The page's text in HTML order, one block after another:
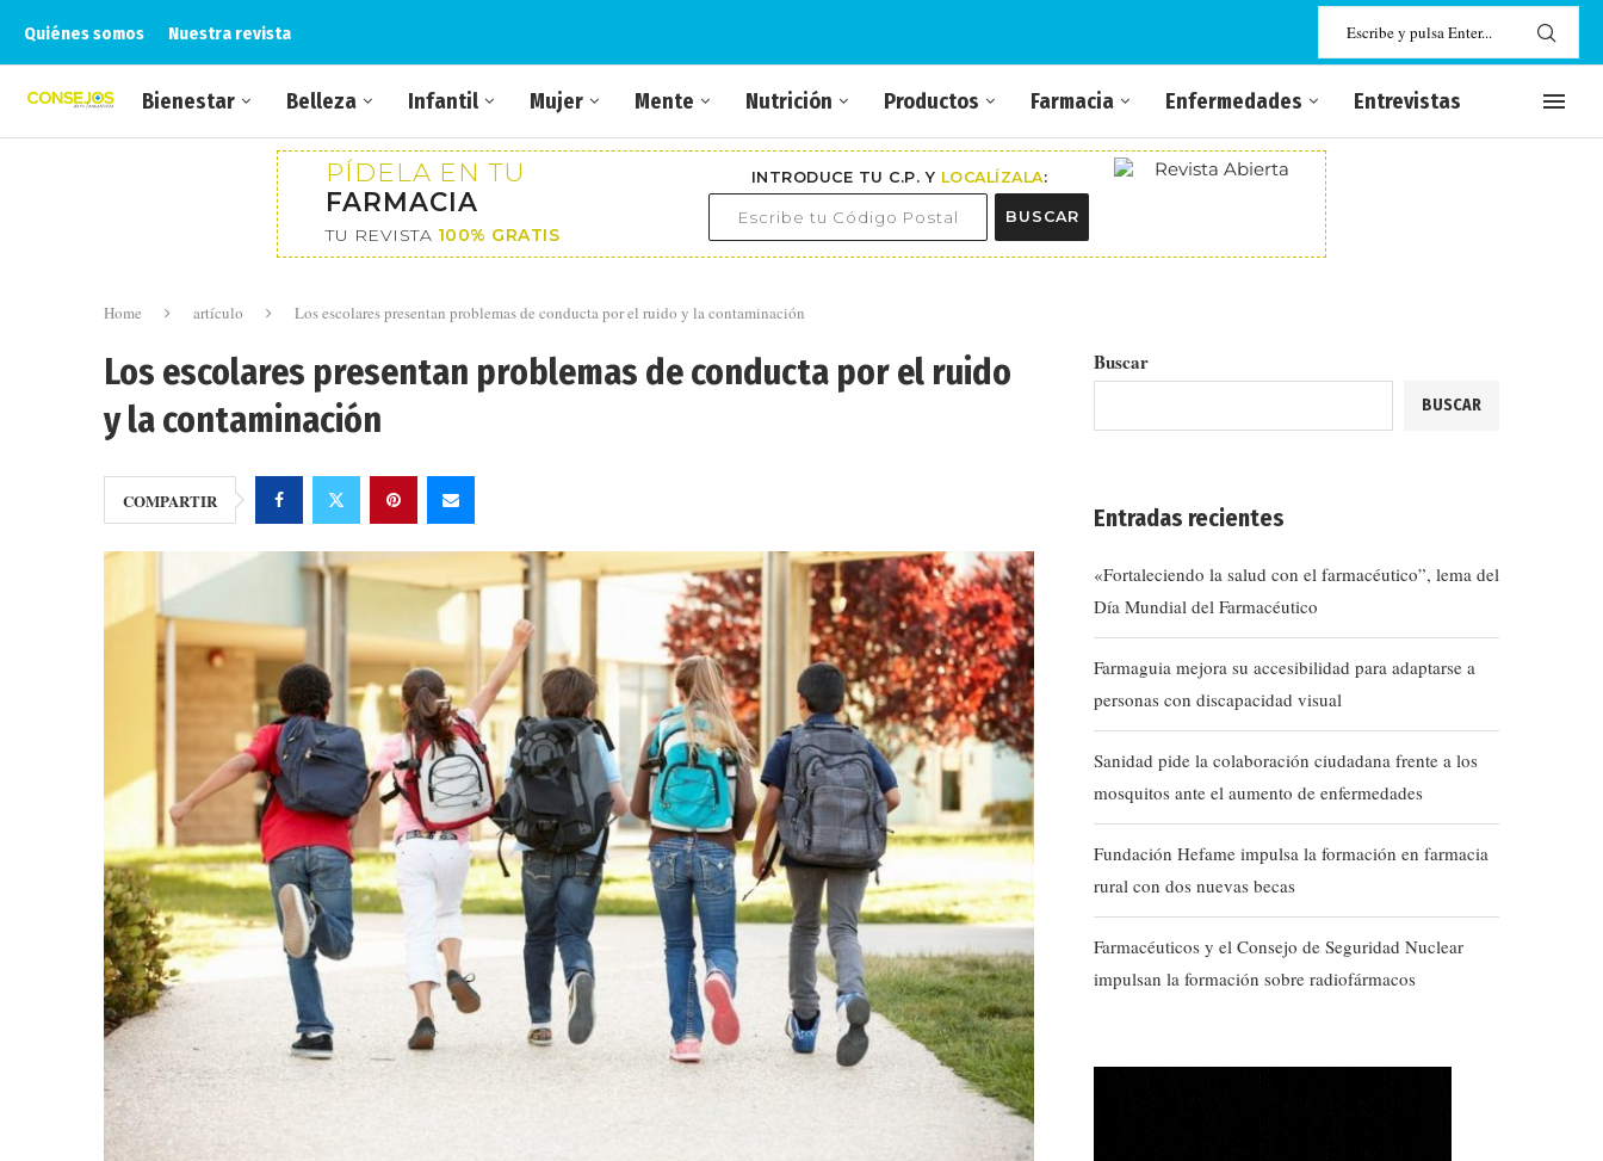
Quiénes somos Nuestra revista
Bienestar Belleza Infantil Mujer Mente Nutrición Productos Farmacia Enfermedades Entrevistas
PÍDELA EN TU
FARMACIA
TU REVISTA 100% GRATIS
INTRODUCE TU C.P. Y LOCALÍZALA:
BUSCAR
Home artículo Los escolares presentan problemas de conducta por el ruido y la contaminación
Los escolares presentan problemas de conducta por el ruido
y la contaminación
COMPARTIR
Buscar
BUSCAR
Entradas recientes
«Fortaleciendo la salud con el farmacéutico”, lema del
Día Mundial del Farmacéutico
Farmaguia mejora su accesibilidad para adaptarse a
personas con discapacidad visual
Sanidad pide la colaboración ciudadana frente a los
mosquitos ante el aumento de enfermedades
Fundación Hefame impulsa la formación en farmacia
rural con dos nuevas becas
Farmacéuticos y el Consejo de Seguridad Nuclear
impulsan la formación sobre radiofármacos